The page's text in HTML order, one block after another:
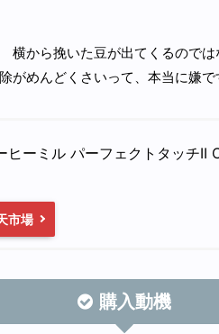
から挽いた豆が出てくるのでは
がめんどくさいって、本当に嫌
ヒーミル パーフェクトタッチII
市場
購入動機